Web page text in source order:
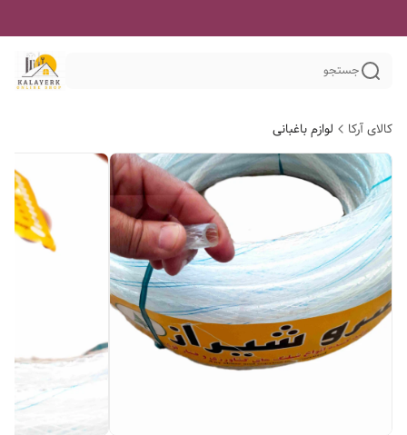
جستجو
کالای آرکا لوازم باغبانی